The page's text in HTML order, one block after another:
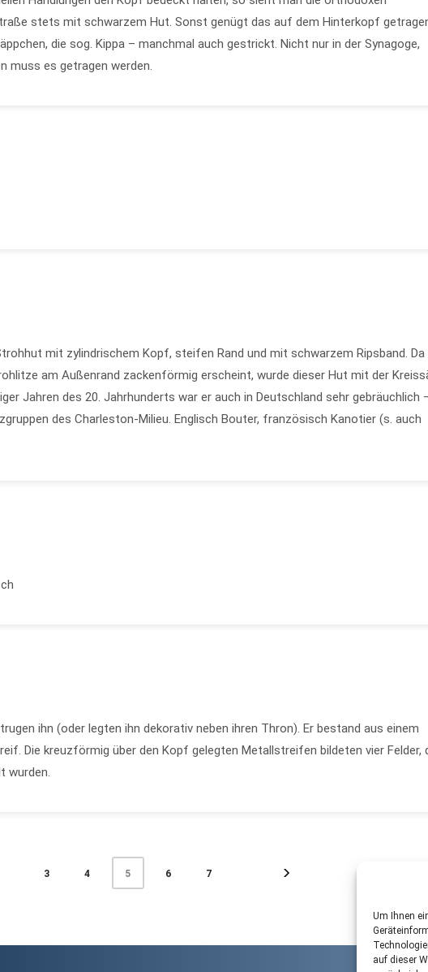
Um Ihnen
auf dieser
stets mit schwarzem Hut. Sonst genügt das auf dem Hinterkopf
die sog. Kippa – manchmal auch gestrickt. Nicht nur in der Synagoge,
muss es getragen werden.
mit zylindrischem Kopf, steifen Rand und mit schwarzem Ripsband. Da
am Außenrand zackenförmig erscheint, wurde dieser Hut mit der
Jahren des 20. Jahrhunderts war er auch in Deutschland sehr gebräuchlich
des Charleston-Milieu. Englisch Bouter, französisch Kanotier (s. auch
ihn (oder legten ihn dekorativ neben ihren Thron). Er bestand aus einem
Die kreuzförmig über den Kopf gelegten Metallstreifen bildeten vier Felder,
wurden.
3 4 5 6 7